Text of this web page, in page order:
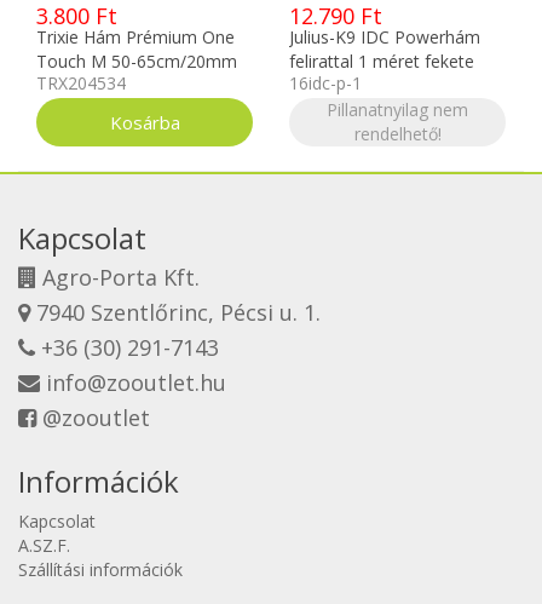
3.800 Ft
Trixie Hám Prémium One
Touch M 50-65cm/20mm
Zsályazöld TRX204534
TRX204534
12.790 Ft
Julius-K9 IDC Powerhám
felirattal 1 méret fekete
16idc-p-1
Pillanatnyilag nem
rendelhető!
Kapcsolat
Agro-Porta Kft.
7940 Szentlőrinc, Pécsi u. 1.
+36 (30) 291-7143
info@zooutlet.hu
@zooutlet
Információk
Kapcsolat
A.SZ.F.
Szállítási információk